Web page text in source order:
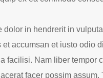
dolor in hendrerit in
accumsan et iusto odio
facilisi. Nam liber
facer possim